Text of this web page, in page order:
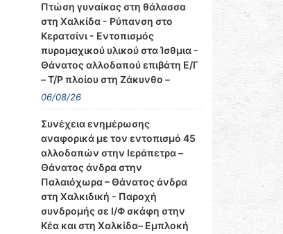
Πτώση γυναίκας στη θάλασσα
στη Χαλκίδα - Ρύπανση στο
Κερατσίνι - Εντοπισμός
πυρομαχικού υλικού στα Ίσθμια -
Θάνατος αλλοδαπού επιβάτη Ε/Γ
– Τ/Ρ πλοίου στη Ζάκυνθο –
06/08/26
Συνέχεια ενημέρωσης
αναφορικά με τον εντοπισμό 45
αλλοδαπών στην Ιεράπετρα –
Θάνατος άνδρα στην
Παλαιόχωρα – Θάνατος άνδρα
στη Χαλκιδική - Παροχή
συνδρομής σε Ι/Φ σκάφη στην
Κέα και στη Χαλκίδα– Εμπλοκή